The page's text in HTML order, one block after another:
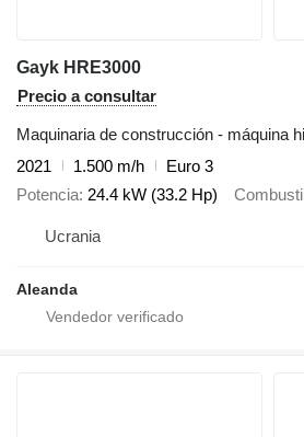
Gayk HRE3000
Precio a consultar
Maquinaria de construcción - máquina
2021
1.500 m/h
Euro 3
Potencia 24.4 kW (33.2 Hp)
Ucrania
Aleanda